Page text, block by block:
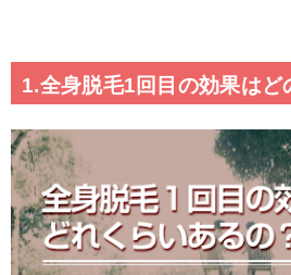
1.全身脱毛1回目の効果はど